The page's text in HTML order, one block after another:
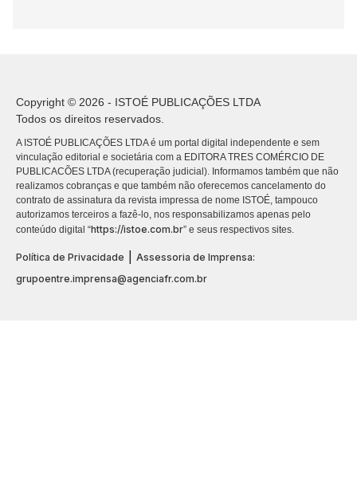
Copyright © 2026 - ISTOÉ PUBLICAÇÕES LTDA
Todos os direitos reservados.
A ISTOÉ PUBLICAÇÕES LTDA é um portal digital independente e sem
vinculação editorial e societária com a EDITORA TRES COMÉRCIO DE
PUBLICACÕES LTDA (recuperação judicial). Informamos também que não
realizamos cobranças e que também não oferecemos cancelamento do
contrato de assinatura da revista impressa de nome ISTOÉ, tampouco
autorizamos terceiros a fazê-lo, nos responsabilizamos apenas pelo
conteúdo digital “https://istoe.com.br” e seus respectivos sites.
Política de Privacidade | Assessoria de Imprensa:
grupoentre.imprensa@agenciafr.com.br